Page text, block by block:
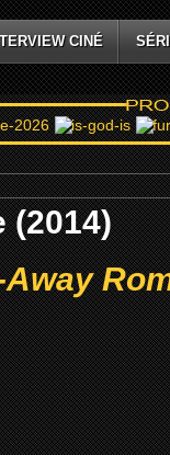
CINÉ
(2014)
Away